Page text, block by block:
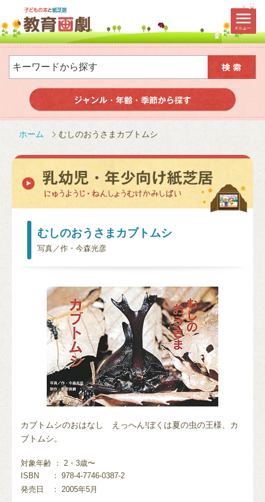
ホーム むしのおうさまカブトムシ
むしのおうさまカブトムシ
写真／作・今森光彦
カブトムシのおはなし えっへん!ぼくは夏の虫の王様、カ
ブトムシ。
対象年齢 ： 2・3歳〜
ISBN
： 978-4-7746-0387-2
発売日
： 2005年5月